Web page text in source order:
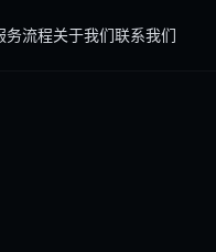
务流程关于我们联系我们